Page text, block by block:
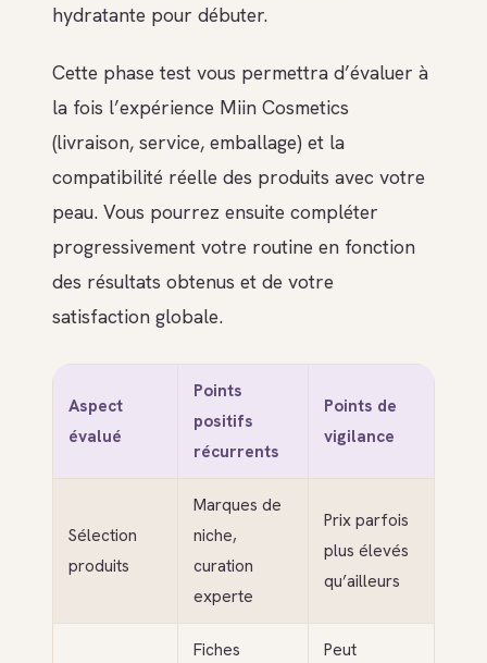
hydratante pour débuter.
Cette phase test vous permettra d’évaluer à
la fois l’expérience Miin Cosmetics
(livraison, service, emballage) et la
compatibilité réelle des produits avec votre
peau. Vous pourrez ensuite compléter
progressivement votre routine en fonction
des résultats obtenus et de votre
satisfaction globale.
Aspect
évalué
Points
positifs
récurrents
Points de
vigilance
Sélection
produits
Marques de
niche,
curation
experte
Prix parfois
plus élevés
qu’ailleurs
Fiches
Peut